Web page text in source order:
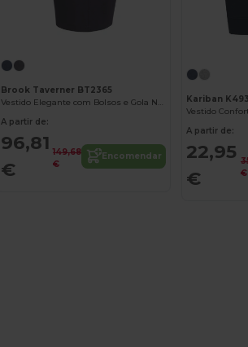
Brook Taverner BT2365
Vestido Elegante com Bolsos e Gola Notch
A partir de:
96,81
€
149,68
€
Encomendar
Kariban K493
Vestido
A partir de:
22,95
€
€